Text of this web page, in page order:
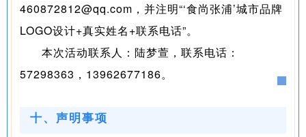
460872812@qq.com，并注明“‘食尚张浦’城市品牌
LOGO设计+真实姓名+联系电话”。
本次活动联系人：陆梦萱，联系电话：
57298363，13962677186。
十、声明事项